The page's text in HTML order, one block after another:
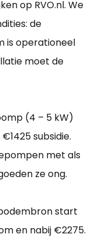
op RVO.nl. We
de
is operationeel
moet de
(4 – 5 kW)
subsidie.
met als
ze ong.
start
en nabij €2275.